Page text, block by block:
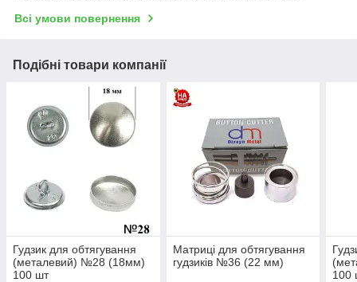
Всі умови повернення
Подібні товари компанії
Гудзик для обтягування
(металевий) №28 (18мм)
100 шт
Матриці для обтягування
гудзиків №36 (22 мм)
100